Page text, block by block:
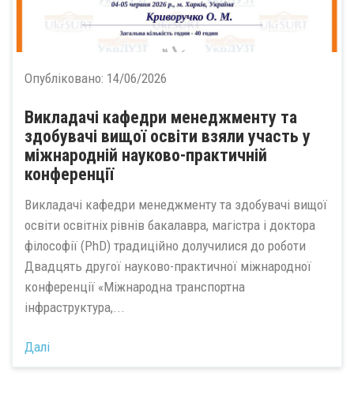
Опубліковано: 14/06/2026
Викладачі кафедри менеджменту та
здобувачі вищої освіти взяли участь у
міжнародній науково-практичній
конференції
Викладачі кафедри менеджменту та здобувачі вищої
освіти освітніх рівнів бакалавра, магістра і доктора
філософії (PhD) традиційно долучилися до роботи
Двадцять другої науково-практичної міжнародної
конференції «Міжнародна транспортна
інфраструктура,...
Далі